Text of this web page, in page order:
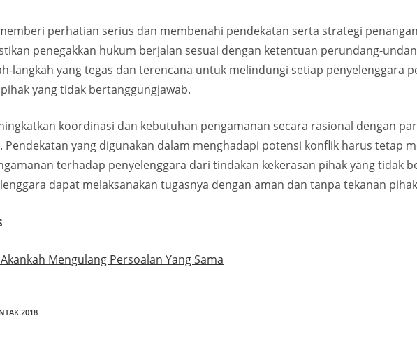
perhatian serius dan membenahi pendekatan serta strategi
penegakkan hukum berjalan sesuai dengan ketentuan perundang-
langkah yang tegas dan terencana untuk melindungi setiap penyelenggara
yang tidak bertanggungjawab.
koordinasi dan kebutuhan pengamanan secara rasional dengan
Pendekatan yang digunakan dalam menghadapi potensi konflik harus tetap
terhadap penyelenggara dari tindakan kekerasan pihak yang tidak
dapat melaksanakan tugasnya dengan aman dan tanpa tekanan
Mengulang Persoalan Yang Sama
2018